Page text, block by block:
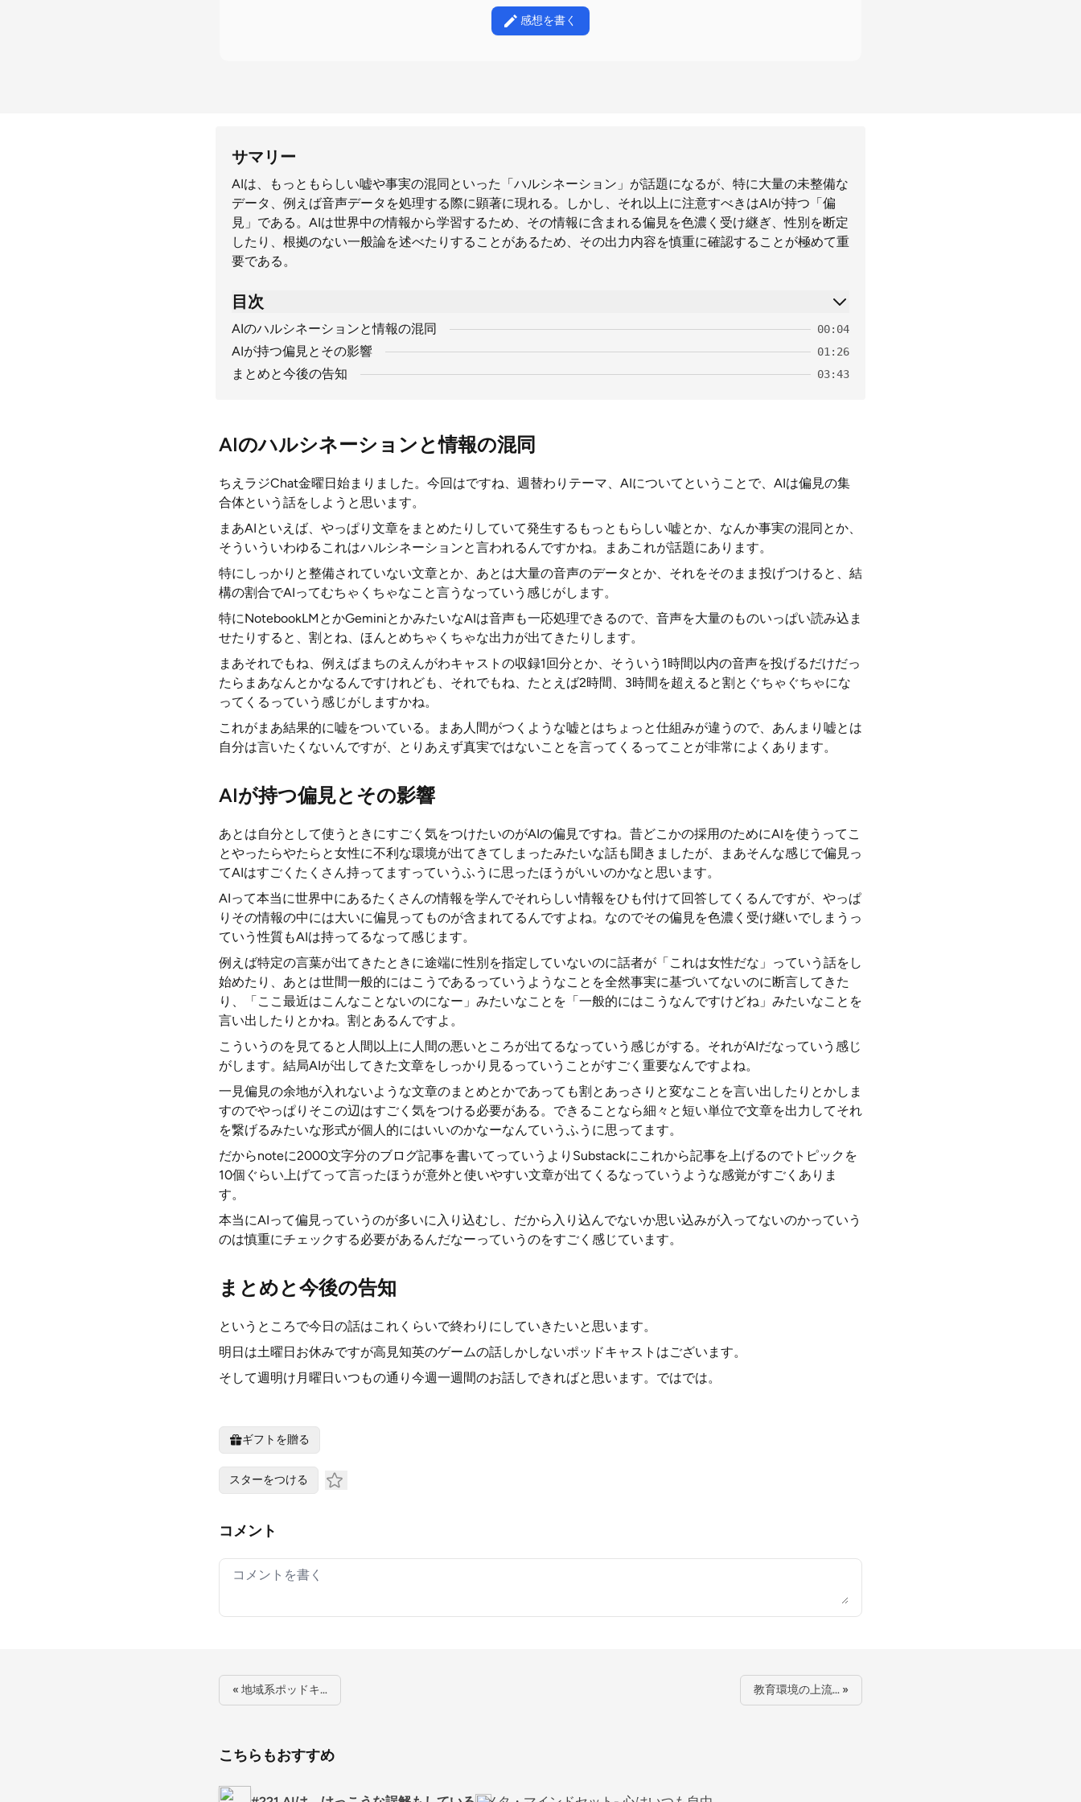
感想を書く
サマリー
AIは、もっともらしい嘘や事実の混同といった「ハルシネーション」が話題になるが、特に大量の未整備な
データ、例えば音声データを処理する際に顕著に現れる。しかし、それ以上に注意すべきはAIが持つ「偏
見」である。AIは世界中の情報から学習するため、その情報に含まれる偏見を色濃く受け継ぎ、性別を断定
したり、根拠のない一般論を述べたりすることがあるため、その出力内容を慎重に確認することが極めて重
要である。
目次
AIのハルシネーションと情報の混同 00:04
AIが持つ偏見とその影響 01:26
まとめと今後の告知 03:43
AIのハルシネーションと情報の混同
ちえラジChat金曜日始まりました。今回はですね、週替わりテーマ、AIについてということで、AIは偏見の集
合体という話をしようと思います。
まあAIといえば、やっぱり文章をまとめたりしていて発生するもっともらしい嘘とか、なんか事実の混同とか、
そういういわゆるこれはハルシネーションと言われるんですかね。まあこれが話題にあります。
特にしっかりと整備されていない文章とか、あとは大量の音声のデータとか、それをそのまま投げつけると、結
構の割合でAIってむちゃくちゃなこと言うなっていう感じがします。
特にNotebookLMとかGeminiとかみたいなAIは音声も一応処理できるので、音声を大量のものいっぱい読み込ま
せたりすると、割とね、ほんとめちゃくちゃな出力が出てきたりします。
まあそれでもね、例えばまちのえんがわキャストの収録1回分とか、そういう1時間以内の音声を投げるだけだっ
たらまあなんとかなるんですけれども、それでもね、たとえば2時間、3時間を超えると割とぐちゃぐちゃにな
ってくるっていう感じがしますかね。
これがまあ結果的に嘘をついている。まあ人間がつくような嘘とはちょっと仕組みが違うので、あんまり嘘とは
自分は言いたくないんですが、とりあえず真実ではないことを言ってくるってことが非常によくあります。
AIが持つ偏見とその影響
あとは自分として使うときにすごく気をつけたいのがAIの偏見ですね。昔どこかの採用のためにAIを使うってこ
とやったらやたらと女性に不利な環境が出てきてしまったみたいな話も聞きましたが、まあそんな感じで偏見っ
てAIはすごくたくさん持ってますっていうふうに思ったほうがいいのかなと思います。
AIって本当に世界中にあるたくさんの情報を学んでそれらしい情報をひも付けて回答してくるんですが、やっぱ
りその情報の中には大いに偏見ってものが含まれてるんですよね。なのでその偏見を色濃く受け継いでしまうっ
ていう性質もAIは持ってるなって感じます。
例えば特定の言葉が出てきたときに途端に性別を指定していないのに話者が「これは女性だな」っていう話をし
始めたり、あとは世間一般的にはこうであるっていうようなことを全然事実に基づいてないのに断言してきた
り、「ここ最近はこんなことないのになー」みたいなことを「一般的にはこうなんですけどね」みたいなことを
言い出したりとかね。割とあるんですよ。
こういうのを見てると人間以上に人間の悪いところが出てるなっていう感じがする。それがAIだなっていう感じ
がします。結局AIが出してきた文章をしっかり見るっていうことがすごく重要なんですよね。
一見偏見の余地が入れないような文章のまとめとかであっても割とあっさりと変なことを言い出したりとかしま
すのでやっぱりそこの辺はすごく気をつける必要がある。できることなら細々と短い単位で文章を出力してそれ
を繋げるみたいな形式が個人的にはいいのかなーなんていうふうに思ってます。
だからnoteに2000文字分のブログ記事を書いてっていうよりSubstackにこれから記事を上げるのでトピックを
10個ぐらい上げてって言ったほうが意外と使いやすい文章が出てくるなっていうような感覚がすごくありま
す。
本当にAIって偏見っていうのが多いに入り込むし、だから入り込んでないか思い込みが入ってないのかっていう
のは慎重にチェックする必要があるんだなーっていうのをすごく感じています。
まとめと今後の告知
というところで今日の話はこれくらいで終わりにしていきたいと思います。
明日は土曜日お休みですが高見知英のゲームの話しかしないポッドキャストはございます。
そして週明け月曜日いつもの通り今週一週間のお話しできればと思います。ではでは。
ギフトを贈る
スターをつける
コメント
Your comment
« 地域系ポッドキ… 教育環境の上流… »
こちらもおすすめ